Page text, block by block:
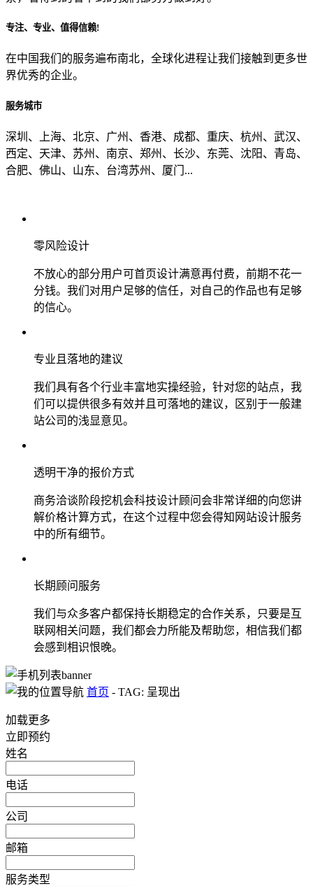
专注、专业、值得信赖!
在中国我们的服务遍布南北，全球化进程让我们接触到更多世
界优秀的企业。
服务城市
深圳、上海、北京、广州、香港、成都、重庆、杭州、武汉、
西定、天津、苏州、南京、郑州、长沙、东莞、沈阳、青岛、
合肥、佛山、山东、台湾苏州、厦门...
零风险设计
不放心的部分用户可首页设计满意再付费，前期不花一
分钱。我们对用户足够的信任，对自己的作品也有足够
的信心。
专业且落地的建议
我们具有各个行业丰富地实操经验，针对您的站点，我
们可以提供很多有效并且可落地的建议，区别于一般建
站公司的浅显意见。
透明干净的报价方式
商务洽谈阶段挖机会科技设计顾问会非常详细的向您讲
解价格计算方式，在这个过程中您会得知网站设计服务
中的所有细节。
长期顾问服务
我们与众多客户都保持长期稳定的合作关系，只要是互
联网相关问题，我们都会力所能及帮助您，相信我们都
会感到相识恨晚。
首页 - TAG: 呈现出
加载更多
立即预约
姓名
电话
公司
邮箱
服务类型